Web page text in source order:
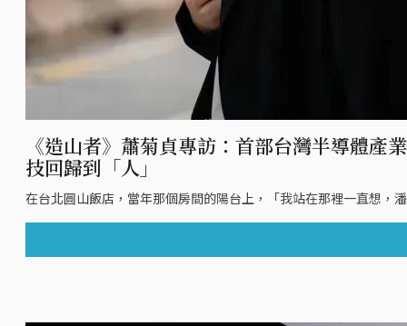
《造山者》蕭菊貞專訪：首部台灣半導體產
技回歸到「人」
在台北圓山飯店，當年那個房間的陽台上，「我站在那裡一直想，